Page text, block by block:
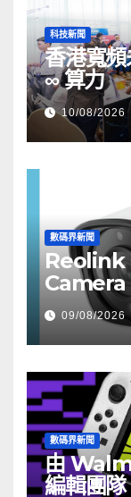
科技新聞
香港寬
∞ 算力
10/08/2026
數碼界新聞
Reolink
Camera
HK$722
09/08/2026
數碼界新聞
由
編輯團隊